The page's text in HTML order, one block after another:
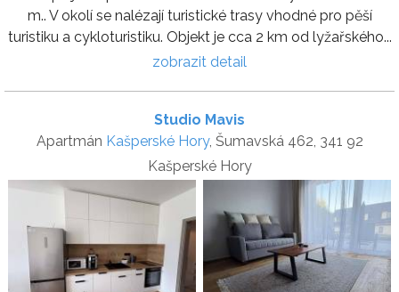
m.. V okolí se nalézají turistické trasy vhodné pro pěší
turistiku a cykloturistiku. Objekt je cca 2 km od lyžařského...
zobrazit detail
Studio Mavis
Apartmán Kašperské Hory, Šumavská 462, 341 92
Kašperské Hory